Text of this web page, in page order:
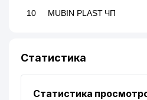
10 MUBIN PLAST ЧП
12
DAVR BANK ЧАКБ
Статистика
Статистика